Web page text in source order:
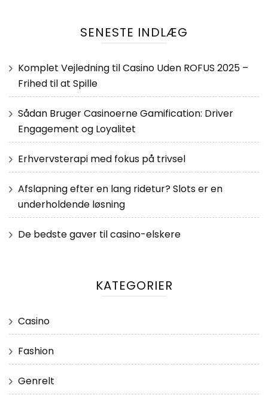
SENESTE INDLÆG
Komplet Vejledning til Casino Uden ROFUS 2025 –
Frihed til at Spille
Sådan Bruger Casinoerne Gamification: Driver
Engagement og Loyalitet
Erhvervsterapi med fokus på trivsel
Afslapning efter en lang ridetur? Slots er en
underholdende løsning
De bedste gaver til casino-elskere
KATEGORIER
Casino
Fashion
Genrelt